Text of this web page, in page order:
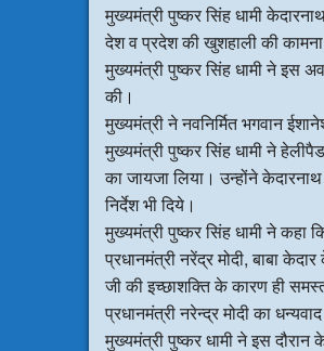
मुख्यमंत्री पुष्कर सिंह धामी
देश व प्रदेश की खुशहाली की
मुख्यमंत्री पुष्कर सिंह धामी ने इस
की।
मुख्यमंत्री ने नवनिर्मित भगवान
मुख्यमंत्री पुष्कर सिंह धामी ने
का जायजा लिया। उन्होंने
निर्देश भी दिये।
मुख्यमंत्री पुष्कर सिंह धामी ने कहा
प्रधानमंत्री नरेंद्र मोदी, बाबा
जी की इच्छाशक्ति के कारण ही
प्रधानमंत्री नरेन्द्र मोदी का
मुख्यमंत्री पुष्कर धामी ने इस दौरान